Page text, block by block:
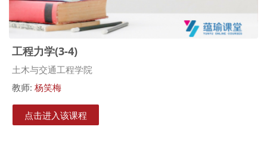
工程力学(3-4)
课程类别
土木与交通工程学院
教师: 杨笑梅
点击进入该课程